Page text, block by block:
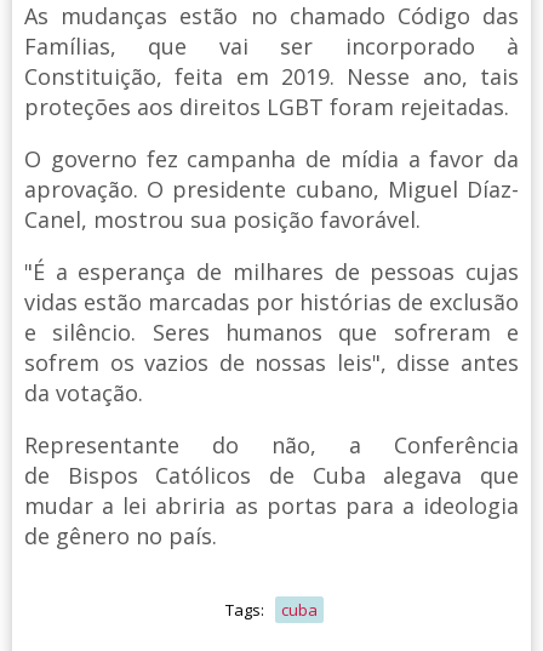
As mudanças estão no chamado Código das
Famílias, que vai ser incorporado à
Constituição, feita em 2019. Nesse ano, tais
proteções aos direitos LGBT foram rejeitadas.
O governo fez campanha de mídia a favor da
aprovação. O presidente cubano, Miguel Díaz-
Canel, mostrou sua posição favorável.
"É a esperança de milhares de pessoas cujas
vidas estão marcadas por histórias de exclusão
e silêncio. Seres humanos que sofreram e
sofrem os vazios de nossas leis", disse antes
da votação.
Representante do não, a Conferência
de Bispos Católicos de Cuba alegava que
mudar a lei abriria as portas para a ideologia
de gênero no país.
Tags: cuba